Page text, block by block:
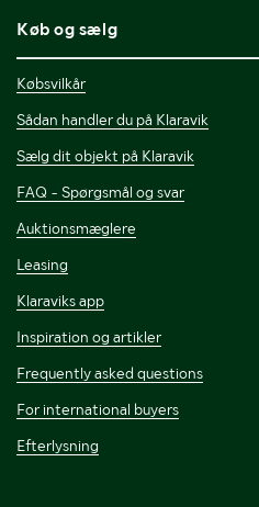
Køb og sælg
Købsvilkår
Sådan handler du på Klaravik
Sælg dit objekt på Klaravik
FAQ - Spørgsmål og svar
Auktionsmæglere
Leasing
Klaraviks app
Inspiration og artikler
Frequently asked questions
For international buyers
Efterlysning